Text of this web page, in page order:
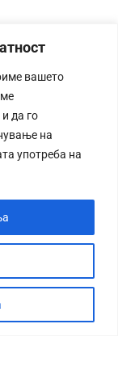
вашето
да го
на
употреба на